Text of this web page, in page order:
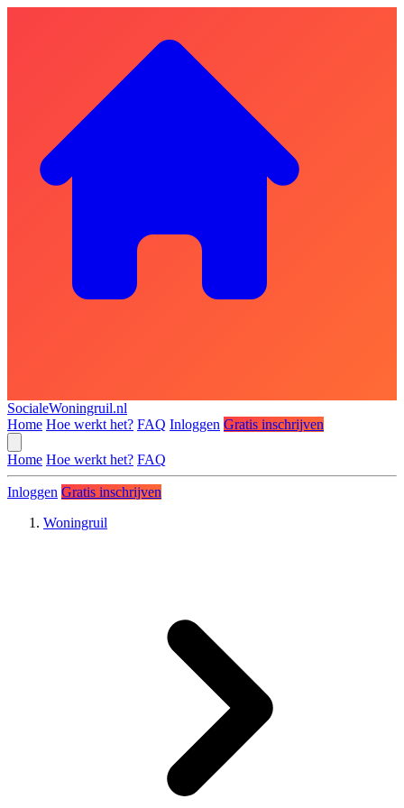
SocialeWoningruil.nl
Home Hoe werkt het? FAQ Inloggen Gratis inschrijven
Home Hoe werkt het? FAQ
Inloggen Gratis inschrijven
Woningruil